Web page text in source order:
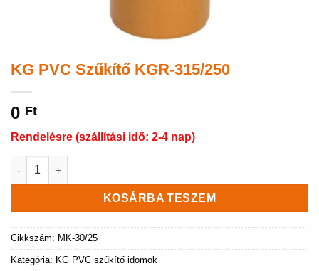
KG PVC Szűkítő KGR-315/250
0 Ft
Rendelésre (szállítási idő: 2-4 nap)
KG PVC Szűkítő KGR-315/250 mennyiség
KOSÁRBA TESZEM
Cikkszám: MK-30/25
Kategória: KG PVC szűkítő idomok